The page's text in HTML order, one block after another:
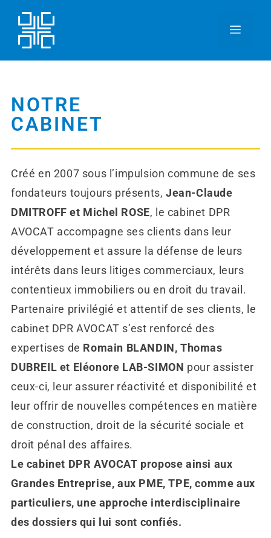
NOTRE
CABINET
Créé en 2007 sous l’impulsion commune de ses
fondateurs toujours présents, Jean-Claude
DMITROFF et Michel ROSE, le cabinet DPR
AVOCAT accompagne ses clients dans leur
développement et assure la défense de leurs
intérêts dans leurs litiges commerciaux, leurs
contentieux immobiliers ou en droit du travail.
Partenaire privilégié et attentif de ses clients, le
cabinet DPR AVOCAT s’est renforcé des
expertises de Romain BLANDIN, Thomas
DUBREIL et Eléonore LAB-SIMON pour assister
ceux-ci, leur assurer réactivité et disponibilité et
leur offrir de nouvelles compétences en matière
de construction, droit de la sécurité sociale et
droit pénal des affaires.
Le cabinet DPR AVOCAT propose ainsi aux
Grandes Entreprise, aux PME, TPE, comme aux
particuliers, une approche interdisciplinaire
des dossiers qui lui sont confiés.